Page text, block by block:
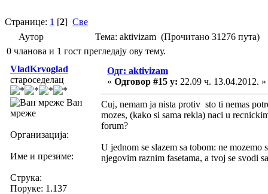
Странице: 1 [2] Све
Аутор
Тема: aktivizam (Прочитано 31276 пута)
0 чланова и 1 гост прегледају ову тему.
VladKrvoglad
староседелац
Ван
мреже
Организација:
Име и презиме:
Струка:
Поруке: 1.137
Одг: aktivizam
« Одговор #15 у: 22.09 ч. 13.04.2012. »
Cuj, nemam ja nista protiv sto ti nemas
mozes, (kako si sama rekla) naci u
forum?
U jednom se slazem sa tobom: ne
njegovim raznim fasetama, a tvoj se svodi